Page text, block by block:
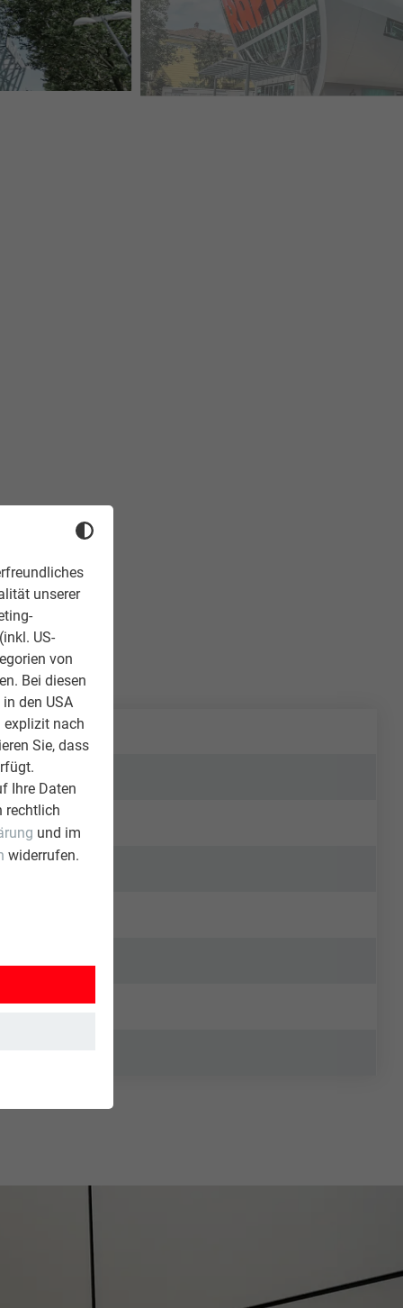
unserer
US-
von
Bei diesen
den USA
explizit nach
Sie, dass
Ihre Daten
rechtlich
und im
widerrufen.